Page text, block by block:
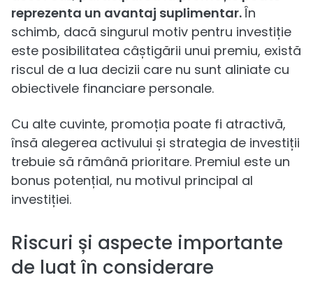
reprezenta un avantaj suplimentar.În
schimb, dacă singurul motiv pentru investiție
este posibilitatea câștigării unui premiu, există
riscul de a lua decizii care nu sunt aliniate cu
obiectivele financiare personale.
Cu alte cuvinte, promoția poate fi atractivă,
însă alegerea activului și strategia de investiții
trebuie să rămână prioritare. Premiul este un
bonus potențial, nu motivul principal al
investiției.
Riscuri și aspecte importante
de luat în considerare